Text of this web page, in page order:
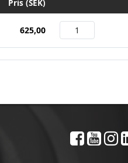
Pris (SEK)
625,00